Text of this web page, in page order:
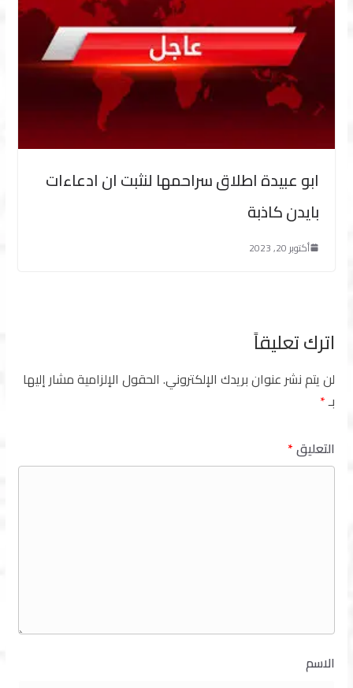
ابو عبيدة اطلاق سراحمها لنثبت ان ادعاءات
بايدن كاذبة
أكتوبر 20, 2023
اترك تعليقاً
لن يتم نشر عنوان بريدك الإلكتروني. الحقول الإلزامية مشار إليها
بـ*
التعليق*
الاسم